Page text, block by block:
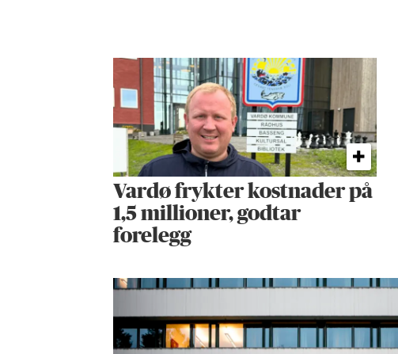
Vardø frykter kostnader på
1,5 millioner, godtar
forelegg